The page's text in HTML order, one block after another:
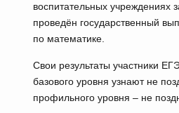
воспитательных учреждениях
проведён государственный
по математике.
Свои результаты участники
базового уровня узнают не
профильного уровня – не